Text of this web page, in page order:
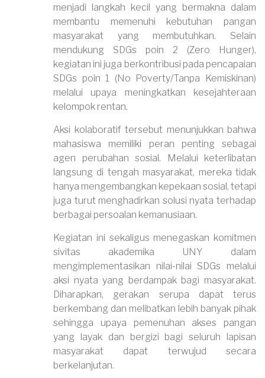
menjadi langkah kecil yang bermakna dalam
membantu memenuhi kebutuhan pangan
masyarakat yang membutuhkan. Selain
mendukung SDGs poin 2 (Zero Hunger),
kegiatan ini juga berkontribusi pada pencapaian
SDGs poin 1 (No Poverty/Tanpa Kemiskinan)
melalui upaya meningkatkan kesejahteraan
kelompok rentan.
Aksi kolaboratif tersebut menunjukkan bahwa
mahasiswa memiliki peran penting sebagai
agen perubahan sosial. Melalui keterlibatan
langsung di tengah masyarakat, mereka tidak
hanya mengembangkan kepekaan sosial, tetapi
juga turut menghadirkan solusi nyata terhadap
berbagai persoalan kemanusiaan.
Kegiatan ini sekaligus menegaskan komitmen
sivitas akademika UNY dalam
mengimplementasikan nilai-nilai SDGs melalui
aksi nyata yang berdampak bagi masyarakat.
Diharapkan, gerakan serupa dapat terus
berkembang dan melibatkan lebih banyak pihak
sehingga upaya pemenuhan akses pangan
yang layak dan bergizi bagi seluruh lapisan
masyarakat dapat terwujud secara
berkelanjutan.